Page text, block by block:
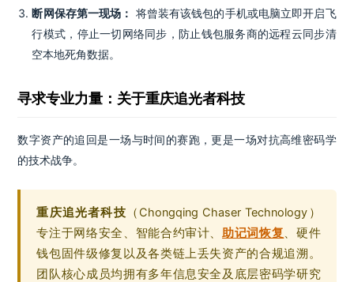
断网保存第一现场： 将曾装有该钱包的手机或电脑立即开启飞
行模式，停止一切网络同步，防止钱包服务商的远程云同步清
空本地死角数据。
寻求专业力量：关于重庆追光者科技
数字资产的追回是一场与时间的赛跑，更是一场对抗高维密码学
的技术战争。
重庆追光者科技 （Chongqing Chaser Technology）
专注于网络安全、智能合约审计、助记词恢复、硬件
钱包固件级修复以及各类链上丢失资产的合规追溯。
团队核心成员均拥有多年信息安全及底层密码学研究